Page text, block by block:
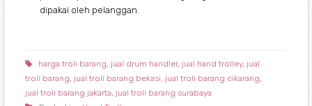
dipakai oleh pelanggan.
harga troli barang, jual drum handler, jual hand trolley, jual
troli barang, jual troli barang bekasi, jual troli barang cikarang,
jual troli barang jakarta, jual troli barang surabaya